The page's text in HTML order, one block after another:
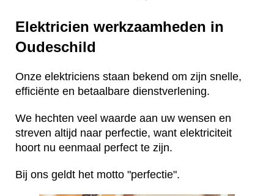
Elektricien werkzaamheden in
Oudeschild
Onze elektriciens staan bekend om zijn snelle,
efficiënte en betaalbare dienstverlening.
We hechten veel waarde aan uw wensen en
streven altijd naar perfectie, want elektriciteit
hoort nu eenmaal perfect te zijn.
Bij ons geldt het motto "perfectie".